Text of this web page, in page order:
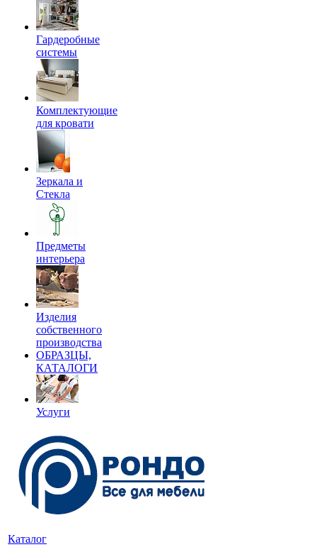
Гардеробные
системы
Комплектующие
для кровати
Зеркала и
Стекла
Предметы
интерьера
Изделия
собственного
производства
ОБРАЗЦЫ,
КАТАЛОГИ
Услуги
Каталог